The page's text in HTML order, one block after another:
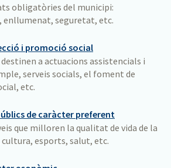
obligatòries del municipi:
enllumenat, seguretat, etc.
i promoció social
destinen a actuacions assistencials i
serveis socials, el foment de
etc.
de caràcter preferent
que milloren la qualitat de vida de la
cultura, esports, salut, etc.